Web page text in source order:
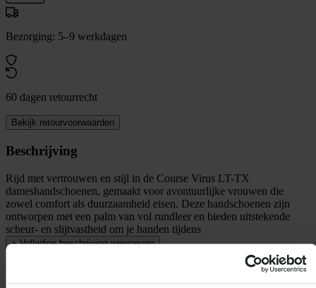
Bezorging: 5–9 werkdagen
60 dagen retourrecht
Bekijk retourvoorwaarden
Beschrijving
Rijd met vertrouwen en stijl in de Course Virus LT-TX
dameshandschoenen, gemaakt voor avontuurlijke vrouwen die
zowel comfort als duurzaamheid eisen. Deze handschoenen zijn
ontworpen met een palm van vol rundleer en bieden uitstekende
scheur- en slijtvastheid om je handen tijdens
+ Volledige beschrijving weergeven